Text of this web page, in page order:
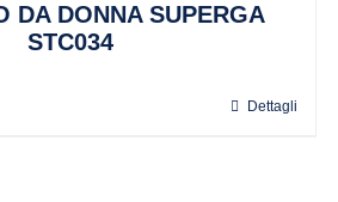
DA DONNA SUPERGA
STC034
Dettagli